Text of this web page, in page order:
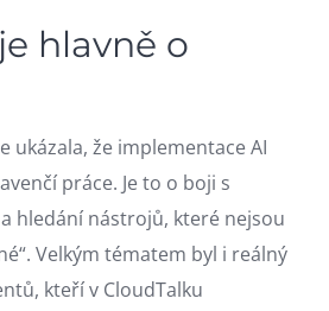
hlavně o
ukázala, že implementace AI
práce. Je to o boji s
hledání nástrojů, které nejsou
Velkým tématem byl i reálný
kteří v CloudTalku